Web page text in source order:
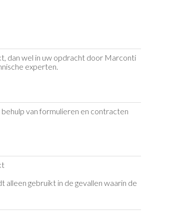
dan wel in uw opdracht door Marconti
experten.
van formulieren en contracten
gebruikt in de gevallen waarin de